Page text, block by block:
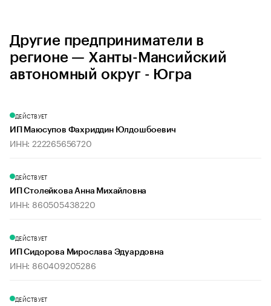
Другие предприниматели в
регионе — Ханты-Мансийский
автономный округ - Югра
ДЕЙСТВУЕТ
ИП Маюсупов Фахриддин Юлдошбоевич
ИНН: 222265656720
ДЕЙСТВУЕТ
ИП Столейкова Анна Михайловна
ИНН: 860505438220
ДЕЙСТВУЕТ
ИП Сидорова Мирослава Эдуардовна
ИНН: 860409205286
ДЕЙСТВУЕТ